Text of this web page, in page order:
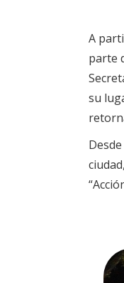
A
parte
su